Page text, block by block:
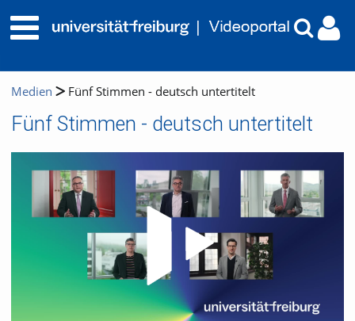
Medien Fünf Stimmen - deutsch untertitelt
Fünf Stimmen - deutsch untertitelt